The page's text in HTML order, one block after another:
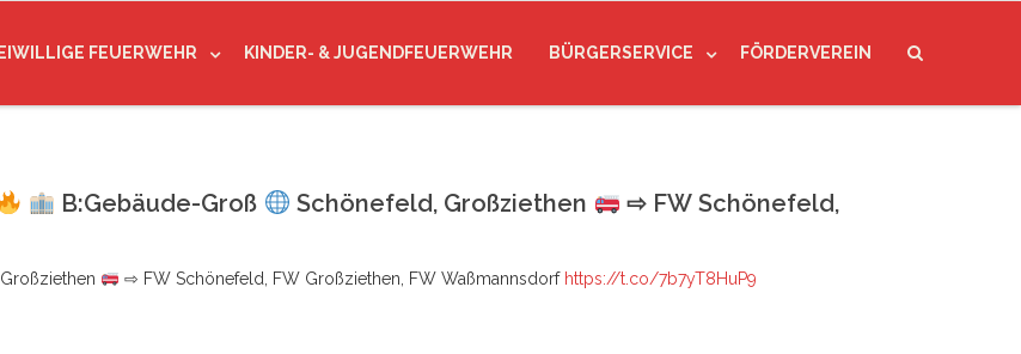
FEUERWEHR KINDER- & JUGENDFEUERWEHR BÜRGERSERVICE FÖRDERVEREIN
B:Gebäude-Groß Schönefeld, Großziethen
⇨ FW Schönefeld,
⇨ FW Schönefeld, FW Großziethen, FW Waßmannsdorf https://t.co/7b7yT8HuP9